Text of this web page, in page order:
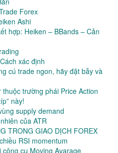
Forex
Ashi
hợp: Heiken – BBands – Cản
xác định
cú trade ngon, hãy đặt bẫy và
trường phái Price Action
này!
supply demand
của ATR
TRONG GIAO DỊCH FOREX
RSI momentum
cụ Moving Avarage